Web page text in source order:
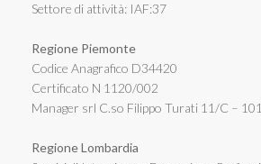
Settore di attività: IAF:37
Regione Piemonte
Codice Anagrafico D34420
Certificato N 1120/002
Manager srl C.so Filippo Turati 11/C –
Regione Lombardia